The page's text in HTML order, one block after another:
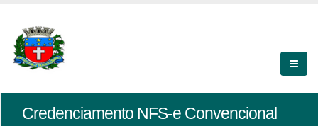
Credenciamento NFS-e Convencional